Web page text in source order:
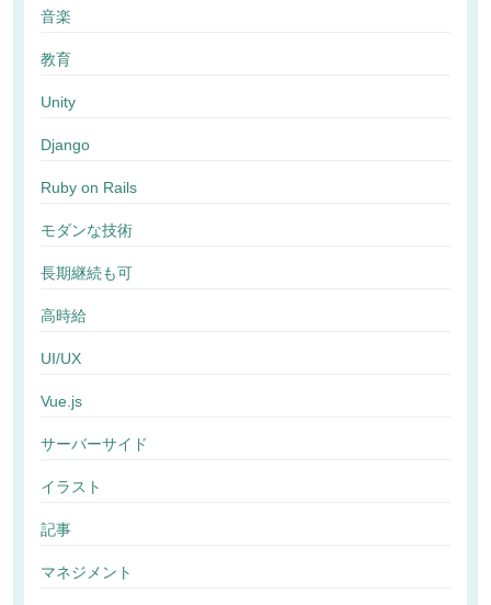
音楽
教育
Unity
Django
Ruby on Rails
モダンな技術
長期継続も可
高時給
UI/UX
Vue.js
サーバーサイド
イラスト
記事
マネジメント